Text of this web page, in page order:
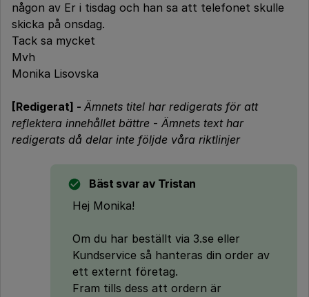
någon av Er i tisdag och han sa att telefonet skulle
skicka på onsdag.
Tack sa mycket
Mvh
Monika Lisovska
[Redigerat] - Ämnets titel har redigerats för att
reflektera innehållet bättre - Ämnets text har
redigerats då delar inte följde våra riktlinjer
Bäst svar av Tristan
Hej Monika!
Om du har beställt via 3.se eller
Kundservice så hanteras din order av
ett externt företag.
Fram tills dess att ordern är